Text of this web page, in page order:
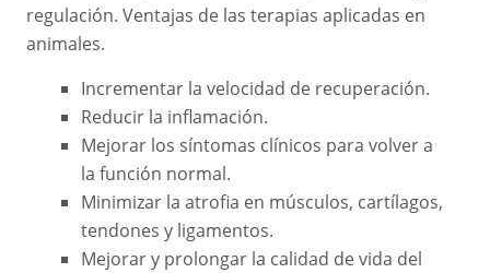
regulación. Ventajas de las terapias aplicadas en
animales.
Incrementar la velocidad de recuperación.
Reducir la inflamación.
Mejorar los síntomas clínicos para volver a
la función normal.
Minimizar la atrofia en músculos, cartílagos,
tendones y ligamentos.
Mejorar y prolongar la calidad de vida del